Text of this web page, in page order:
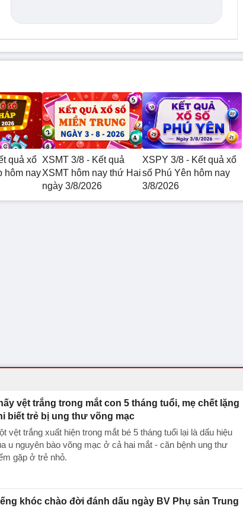
quả xổ
hôm nay
XSMT 3/8 - Kết quả
XSMT hôm nay thứ Hai
ngày 3/8/2026
XSPY 3/8 - Kết quả xổ
số Phú Yên hôm nay
3/8/2026
vệt trắng trong mắt con 5 tháng tuổi, mẹ chết lặng
biết trẻ bị ung thư võng mạc
vệt trắng xuất hiện trong mắt bé 5 tháng tuổi lại là dấu hiệu
u nguyên bào võng mạc ở cả hai mắt - căn bệnh ung thư
gặp ở trẻ nhỏ.
khóc chào đời đánh dấu ngày BV Phụ sản Trung